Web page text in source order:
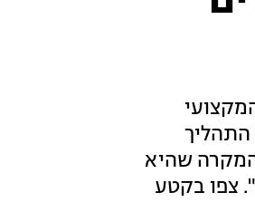
והמקצועי
התהליך
שהיא
צפו בקטע